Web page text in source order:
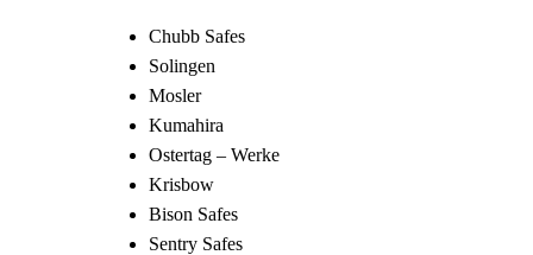
Chubb Safes
Solingen
Mosler
Kumahira
Ostertag – Werke
Krisbow
Bison Safes
Sentry Safes